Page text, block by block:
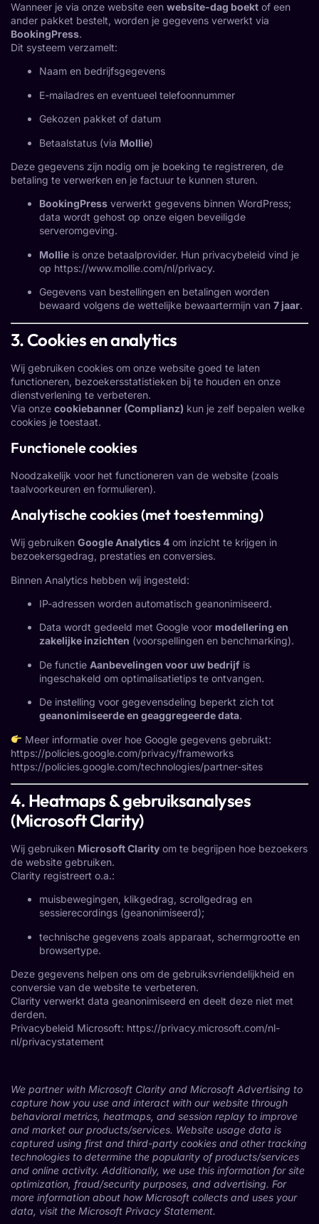
Wanneer je via onze website een website-dag boekt of een
ander pakket bestelt, worden je gegevens verwerkt via
BookingPress.
Dit systeem verzamelt:
Naam en bedrijfsgegevens
E-mailadres en eventueel telefoonnummer
Gekozen pakket of datum
Betaalstatus (via Mollie)
Deze gegevens zijn nodig om je boeking te registreren, de
betaling te verwerken en je factuur te kunnen sturen.
BookingPress verwerkt gegevens binnen WordPress;
data wordt gehost op onze eigen beveiligde
serveromgeving.
Mollie is onze betaalprovider. Hun privacybeleid vind je
op https://www.mollie.com/nl/privacy.
Gegevens van bestellingen en betalingen worden
bewaard volgens de wettelijke bewaartermijn van 7 jaar.
3. Cookies en analytics
Wij gebruiken cookies om onze website goed te laten
functioneren, bezoekersstatistieken bij te houden en onze
dienstverlening te verbeteren.
Via onze cookiebanner (Complianz) kun je zelf bepalen welke
cookies je toestaat.
Functionele cookies
Noodzakelijk voor het functioneren van de website (zoals
taalvoorkeuren en formulieren).
Analytische cookies (met toestemming)
Wij gebruiken Google Analytics 4 om inzicht te krijgen in
bezoekersgedrag, prestaties en conversies.
Binnen Analytics hebben wij ingesteld:
IP-adressen worden automatisch geanonimiseerd.
Data wordt gedeeld met Google voor modellering en
zakelijke inzichten (voorspellingen en benchmarking).
De functie Aanbevelingen voor uw bedrijf is
ingeschakeld om optimalisatietips te ontvangen.
De instelling voor gegevensdeling beperkt zich tot
geanonimiseerde en geaggregeerde data.
Meer informatie over hoe Google gegevens gebruikt:
https://policies.google.com/privacy/frameworks
https://policies.google.com/technologies/partner-sites
4. Heatmaps & gebruiksanalyses
(Microsoft Clarity)
Wij gebruiken Microsoft Clarity om te begrijpen hoe bezoekers
de website gebruiken.
Clarity registreert o.a.:
muisbewegingen, klikgedrag, scrollgedrag en
sessierecordings (geanonimiseerd);
technische gegevens zoals apparaat, schermgrootte en
browsertype.
Deze gegevens helpen ons om de gebruiksvriendelijkheid en
conversie van de website te verbeteren.
Clarity verwerkt data geanonimiseerd en deelt deze niet met
derden.
Privacybeleid Microsoft: https://privacy.microsoft.com/nl-
nl/privacystatement
We partner with Microsoft Clarity and Microsoft Advertising to
capture how you use and interact with our website through
behavioral metrics, heatmaps, and session replay to improve
and market our products/services. Website usage data is
captured using first and third-party cookies and other tracking
technologies to determine the popularity of products/services
and online activity. Additionally, we use this information for site
optimization, fraud/security purposes, and advertising. For
more information about how Microsoft collects and uses your
data, visit the Microsoft Privacy Statement.